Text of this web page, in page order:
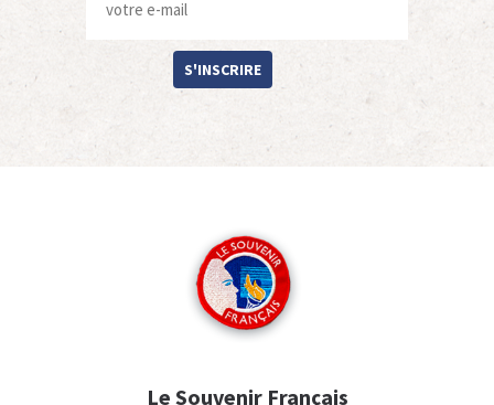
S'INSCRIRE
Le Souvenir Français